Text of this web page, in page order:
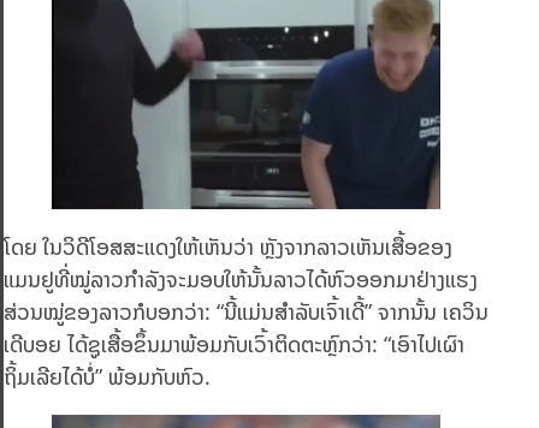
ໂດຍ ໃນວິດີໂອສສະແດງໃຫ້ເຫັນວ່າ ຫຼັງຈາກລາວເຫັນເສື້ອຂອງ
ແມນຢູທີ່ໝູ່ລາວກຳລັງຈະມອບໃຫ້ນັ້ນລາວໄດ້ຫົວອອກມາຢ່າງແຮງ
ສ່ວນໝູ່ຂອງລາວກໍບອກວ່າ: “ນີ້ແມ່ນສຳລັບເຈົ້າເດີ້” ຈາກນັ້ນ ເຄວິນ
ເດີບອຍ ໄດ້ຊູເສື້ອຂຶ້ນມາພ້ອມກັບເວົ້າຕິດຕະຫຼົກວ່າ: “ເອົາໄປເຜົາ
ຖິ້ມເລີຍໄດ້ບໍ່” ພ້ອມກັບຫົວ.